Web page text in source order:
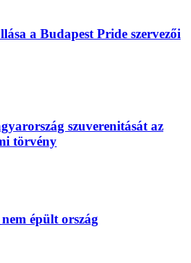
a Budapest Pride szervezői
szuverenitását az
törvény
épült ország